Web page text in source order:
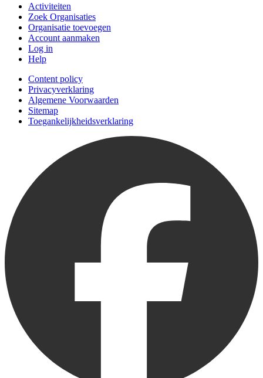
Activiteiten
Zoek Organisaties
Organisatie toevoegen
Account aanmaken
Log in
Help
Content policy
Privacyverklaring
Algemene Voorwaarden
Sitemap
Toegankelijkheidsverklaring